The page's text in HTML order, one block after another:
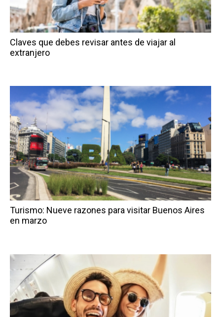
Claves que debes revisar antes de viajar al
extranjero
Turismo: Nueve razones para visitar Buenos Aires
en marzo